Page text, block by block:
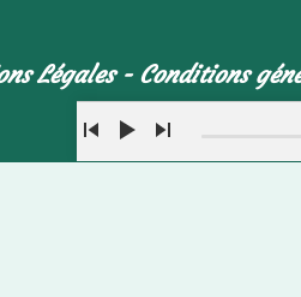
Légales Conditions